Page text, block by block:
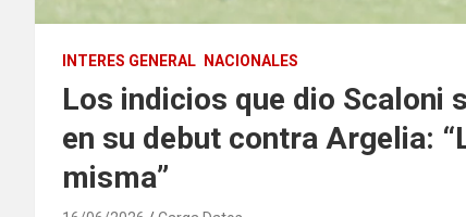
INTERES GENERAL NACIONALES
Los indicios que dio Scaloni
en su debut contra Argelia:
misma”